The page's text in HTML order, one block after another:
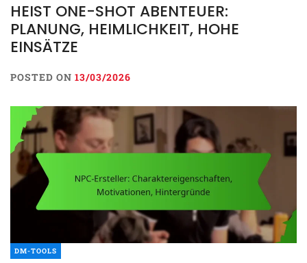
HEIST ONE-SHOT ABENTEUER:
PLANUNG, HEIMLICHKEIT, HOHE
EINSÄTZE
POSTED ON 13/03/2026
DM-TOOLS